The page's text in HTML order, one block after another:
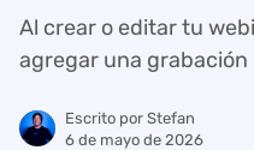
Al crear o editar tu
agregar una grabación
Escrito por Stefan
6 de mayo de 2026